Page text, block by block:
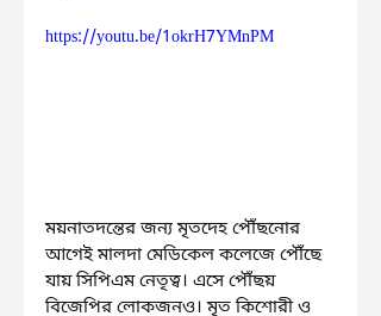
https://youtu.be/1okrH7YMnPM
ময়নাতদন্তের জন্য মৃতদেহ পৌঁছনোর
আগেই মালদা মেডিকেল কলেজে পৌঁছে
যায় সিপিএম নেতৃত্ব। এসে পৌঁছয়
বিজেপির লোকজনও। মৃত কিশোরী ও